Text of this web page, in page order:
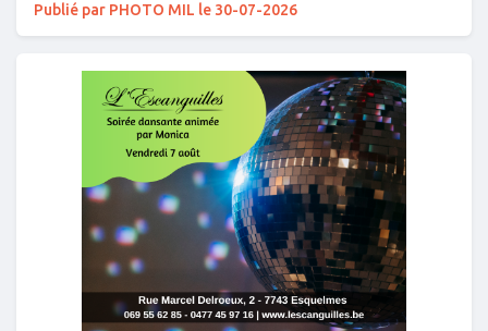
Publié par PHOTO MIL le 30-07-2026